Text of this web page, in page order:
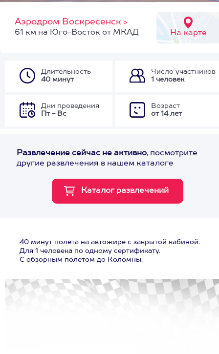
Аэродром Воскресенск >
На карте
61 км на Юго-Восток от МКАД
Длительность
40 минут
Число участников
1 человек
Дни проведения
Пт - Вс
Возраст
от 14 лет
Развлечение сейчас не активно, посмотрите
другие развлечения в нашем каталоге
40 минут полета на автожире с закрытой кабиной.
Для 1 человека по одному сертификату.
С обзорным полетом до Коломны.